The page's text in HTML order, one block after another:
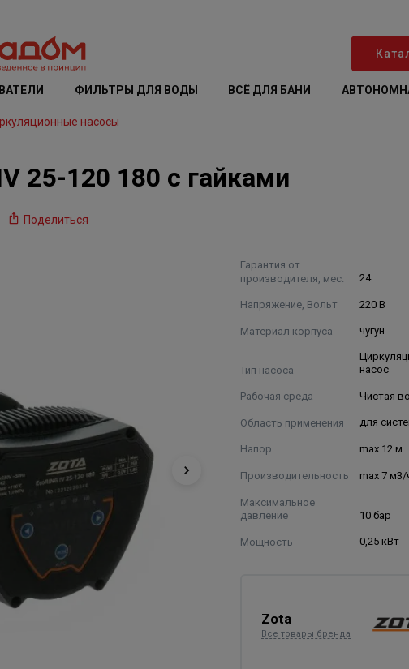
ФИЛЬТРЫ ДЛЯ ВОДЫ ВСЁ ДЛЯ БАНИ
насосы
25-120 180 с гайками
Поделиться
Гарантия от
производителя, мес.
24
Напряжение, Вольт 220 В
Материал корпуса чугун
Тип насоса
насос
Рабочая среда Чистая
Область применения для
Напор max 12 м
Производительность max 7 м3/
Максимальное
давление
10 бар
Мощность 0,25 кВт
Zota
Все товары бренда